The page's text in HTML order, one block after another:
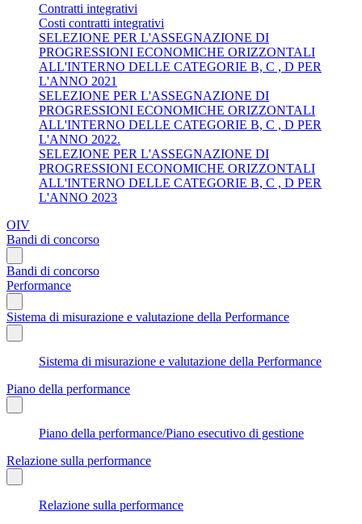
Contratti integrativi
Costi contratti integrativi
SELEZIONE PER L'ASSEGNAZIONE DI
PROGRESSIONI ECONOMICHE ORIZZONTALI
ALL'INTERNO DELLE CATEGORIE B, C , D PER
L'ANNO 2021
SELEZIONE PER L'ASSEGNAZIONE DI
PROGRESSIONI ECONOMICHE ORIZZONTALI
ALL'INTERNO DELLE CATEGORIE B, C , D PER
L'ANNO 2022.
SELEZIONE PER L'ASSEGNAZIONE DI
PROGRESSIONI ECONOMICHE ORIZZONTALI
ALL'INTERNO DELLE CATEGORIE B, C , D PER
L'ANNO 2023
OIV
Bandi di concorso
Bandi di concorso
Performance
Sistema di misurazione e valutazione della Performance
Sistema di misurazione e valutazione della Performance
Piano della performance
Piano della performance/Piano esecutivo di gestione
Relazione sulla performance
Relazione sulla performance